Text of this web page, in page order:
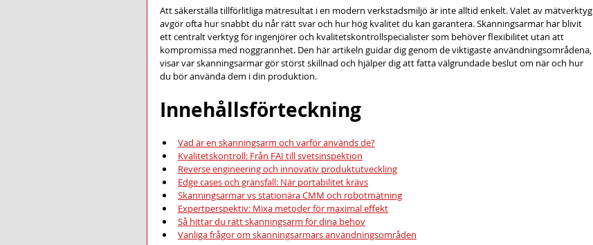
Att säkerställa tillförlitliga mätresultat i en modern verkstadsmiljö är inte alltid enkelt. Valet av mätverktyg
avgör ofta hur snabbt du når rätt svar och hur hög kvalitet du kan garantera. Skanningsarmar har blivit
ett centralt verktyg för ingenjörer och kvalitetskontrollspecialister som behöver flexibilitet utan att
kompromissa med noggrannhet. Den här artikeln guidar dig genom de viktigaste användningsområdena,
visar var skanningsarmar gör störst skillnad och hjälper dig att fatta välgrundade beslut om när och hur
du bör använda dem i din produktion.
Innehållsförteckning
Vad är en skanningsarm och varför används de?
Kvalitetskontroll: Från FAI till svetsinspektion
Reverse engineering och innovativ produktutveckling
Edge cases och gränsfall: När portabilitet krävs
Skanningsarmar vs stationära CMM och robotmätning
Expertperspektiv: Mixa metoder för maximal effekt
Så hittar du rätt skanningsarm för dina behov
Vanliga frågor om skanningsarmars användningsområden